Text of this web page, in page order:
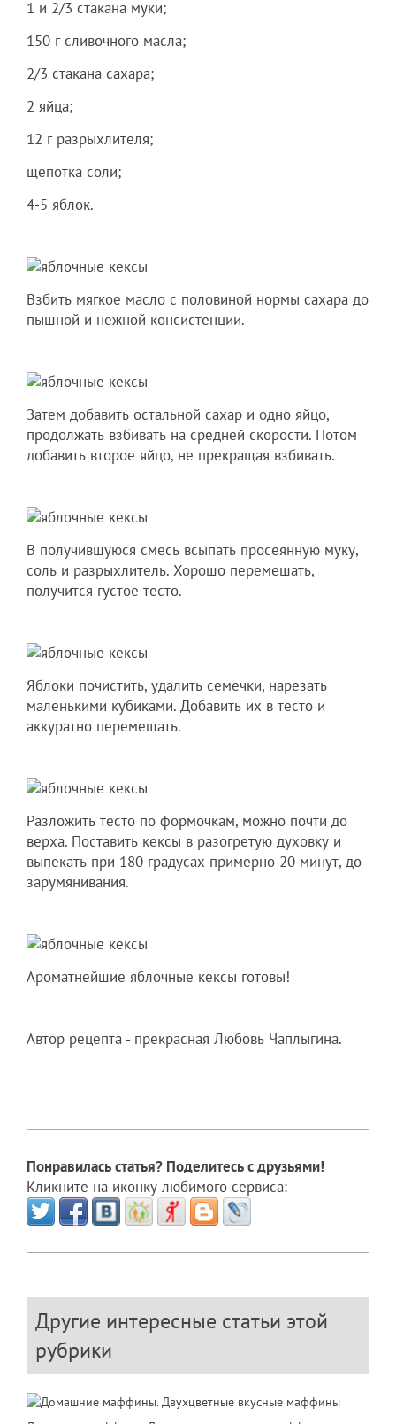
1 и 2/3 стакана муки;
150 г сливочного масла;
2/3 стакана сахара;
2 яйца;
12 г разрыхлителя;
щепотка соли;
4-5 яблок.
Взбить мягкое масло с половиной нормы сахара до
пышной и нежной консистенции.
Затем добавить остальной сахар и одно яйцо,
продолжать взбивать на средней скорости. Потом
добавить второе яйцо, не прекращая взбивать.
В получившуюся смесь всыпать просеянную муку,
соль и разрыхлитель. Хорошо перемешать,
получится густое тесто.
Яблоки почистить, удалить семечки, нарезать
маленькими кубиками. Добавить их в тесто и
аккуратно перемешать.
Разложить тесто по формочкам, можно почти до
верха. Поставить кексы в разогретую духовку и
выпекать при 180 градусах примерно 20 минут, до
зарумянивания.
Ароматнейшие яблочные кексы готовы!
Автор рецепта - прекрасная Любовь Чаплыгина.
Понравилась статья? Поделитесь с друзьями!
Кликните на иконку любимого сервиса:
Другие интересные статьи этой
рубрики